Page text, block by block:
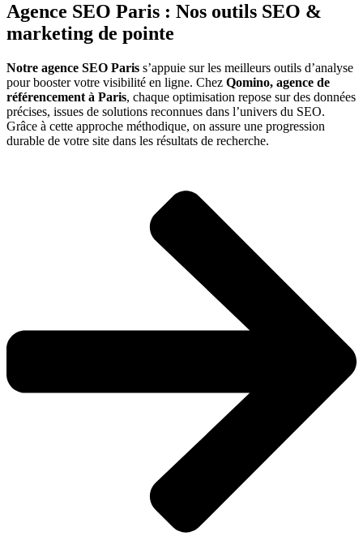
Agence SEO Paris : Nos outils SEO &
marketing de pointe
Notre agence SEO Paris s’appuie sur les meilleurs outils d’analyse
pour booster votre visibilité en ligne. Chez Qomino, agence de
référencement à Paris, chaque optimisation repose sur des données
précises, issues de solutions reconnues dans l’univers du SEO.
Grâce à cette approche méthodique, on assure une progression
durable de votre site dans les résultats de recherche.